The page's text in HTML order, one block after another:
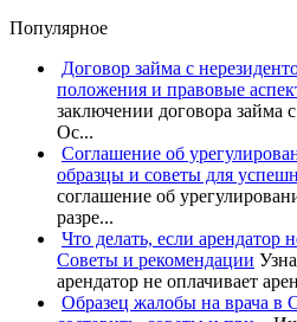
Популярное
Договор займа с
положения и правовые
заключении договора займа
Ос...
Соглашение об
образцы и советы для
соглашение об
разре...
Что делать, если арендатор
Советы и рекомендации
арендатор не оплачивает
Образец жалобы на врача в